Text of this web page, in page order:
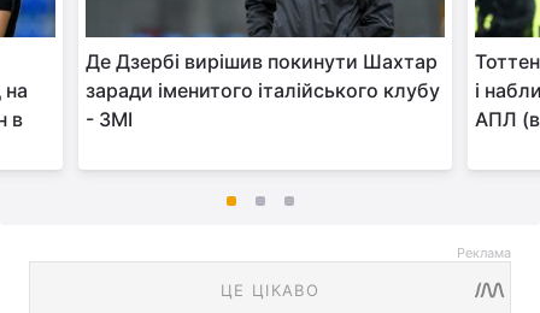
на
в
Де Дзербі вирішив покинути Шахтар
заради іменитого італійського клубу
- ЗМІ
і
АПЛ
Реклама